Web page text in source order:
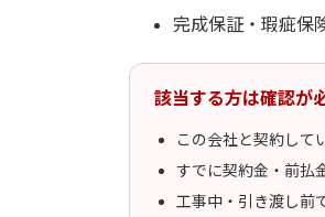
完成保証・瑕疵保
該当する方は確認が
この会社と契約して
すでに契約金・前払
工事中・引き渡し前